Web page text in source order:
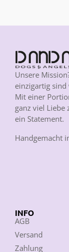
Unsere
einzigartig
Mit einer
ganz viel
ein Statement.
Handgemacht
INFO
AGB
Versand
Zahlung